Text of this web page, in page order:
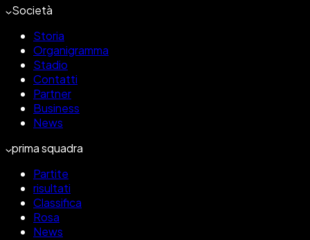
Società
Storia
Organigramma
Stadio
Contatti
Partner
Business
News
prima squadra
Partite
risultati
Classifica
Rosa
News